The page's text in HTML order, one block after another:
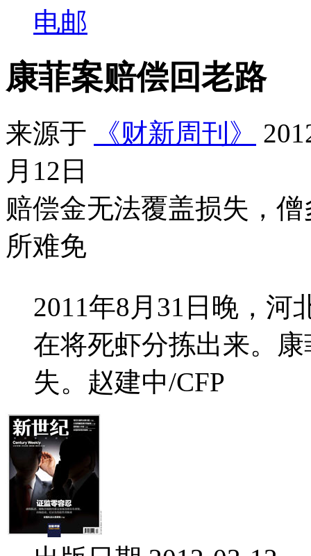
电邮
康菲案赔偿回老路
来源于 《财新周刊》
月12日
赔偿金无法覆盖损失，
所难免
2011年8月31日晚，河
在将死虾分拣出来。
失。赵建中/CFP